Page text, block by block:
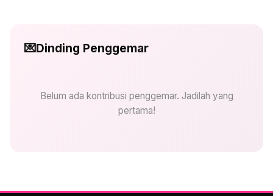
💌Dinding Penggemar
Belum ada kontribusi penggemar. Jadilah yang
pertama!